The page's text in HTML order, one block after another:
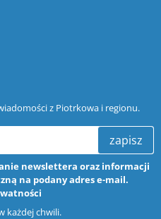
z Piotrkowa i regionu.
zapisz
newslettera oraz informacji
na podany adres e-mail.
każdej chwili.